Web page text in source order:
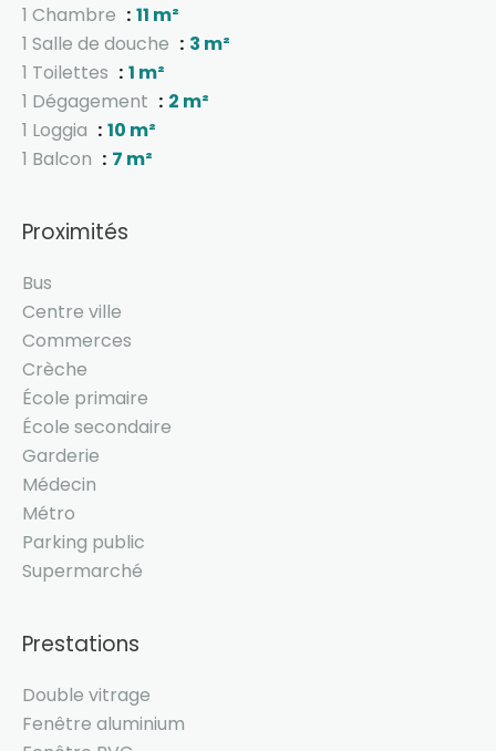
1 Chambre
11 m²
1 Salle de douche
3 m²
1 Toilettes
1 m²
1 Dégagement
2 m²
1 Loggia
10 m²
1 Balcon
7 m²
Proximités
Bus
Centre ville
Commerces
Crèche
École primaire
École secondaire
Garderie
Médecin
Métro
Parking public
Supermarché
Prestations
Double vitrage
Fenêtre aluminium